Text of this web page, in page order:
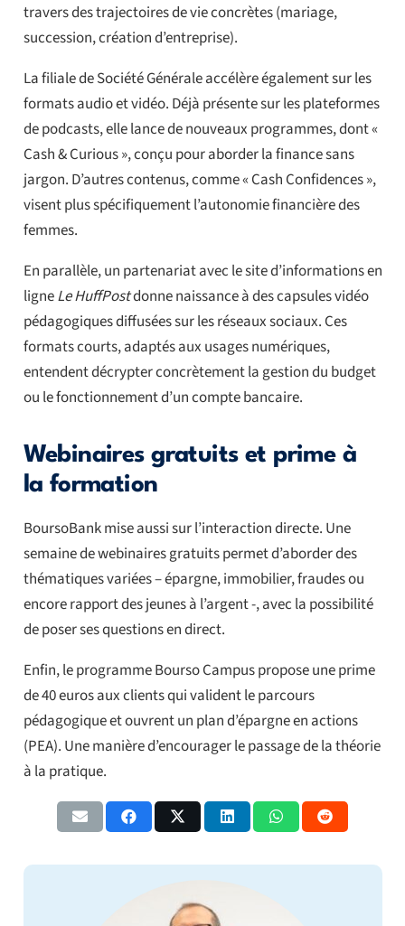
travers des trajectoires de vie concrètes (mariage,
succession, création d’entreprise).
La filiale de Société Générale accélère également sur les
formats audio et vidéo. Déjà présente sur les plateformes
de podcasts, elle lance de nouveaux programmes, dont «
Cash & Curious », conçu pour aborder la finance sans
jargon. D’autres contenus, comme « Cash Confidences »,
visent plus spécifiquement l’autonomie financière des
femmes.
En parallèle, un partenariat avec le site d’informations en
ligneLe HuffPostdonne naissance à des capsules vidéo
pédagogiques diffusées sur les réseaux sociaux. Ces
formats courts, adaptés aux usages numériques,
entendent décrypter concrètement la gestion du budget
ou le fonctionnement d’un compte bancaire.
Webinaires gratuits et prime à
la formation
BoursoBank mise aussi sur l’interaction directe. Une
semaine de webinaires gratuits permet d’aborder des
thématiques variées – épargne, immobilier, fraudes ou
encore rapport des jeunes à l’argent -, avec la possibilité
de poser ses questions en direct.
Enfin, le programme Bourso Campus propose une prime
de 40 euros aux clients qui valident le parcours
pédagogique et ouvrent un plan d’épargne en actions
(PEA). Une manière d’encourager le passage de la théorie
à la pratique.